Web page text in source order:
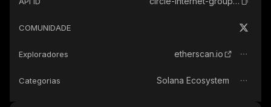
COMUNIDADE
Exploradores etherscan.io
Categorias Solana Ecosystem